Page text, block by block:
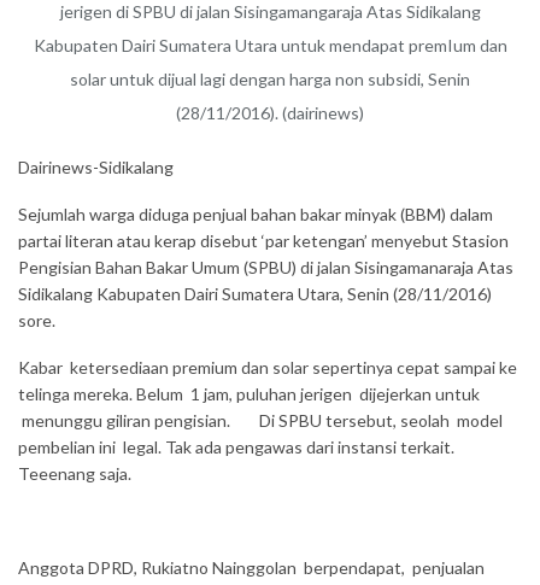
jerigen di SPBU di jalan Sisingamangaraja Atas Sidikalang
Kabupaten Dairi Sumatera Utara untuk mendapat premIum dan
solar untuk dijual lagi dengan harga non subsidi, Senin
(28/11/2016). (dairinews)
Dairinews-Sidikalang
Sejumlah warga diduga penjual bahan bakar minyak (BBM) dalam
partai literan atau kerap disebut ‘par ketengan’ menyebut Stasion
Pengisian Bahan Bakar Umum (SPBU) di jalan Sisingamanaraja Atas
Sidikalang Kabupaten Dairi Sumatera Utara, Senin (28/11/2016)
sore.
Kabar ketersediaan premium dan solar sepertinya cepat sampai ke
telinga mereka. Belum 1 jam, puluhan jerigen dijejerkan untuk
menunggu giliran pengisian. Di SPBU tersebut, seolah model
pembelian ini legal. Tak ada pengawas dari instansi terkait.
Teeenang saja.
Anggota DPRD, Rukiatno Nainggolan berpendapat, penjualan